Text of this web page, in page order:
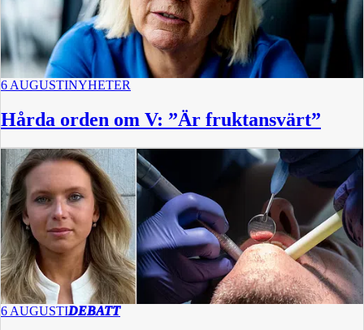
6 AUGUSTINYHETER
Hårda orden om V: ”Är fruktansvärt”
6 AUGUSTIDEBATT